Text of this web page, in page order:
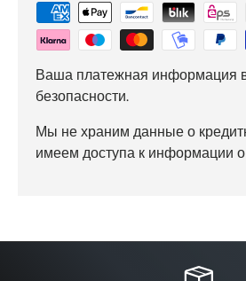
Ваша платежная информация
безопасности.
Мы не храним данные о
имеем доступа к информации